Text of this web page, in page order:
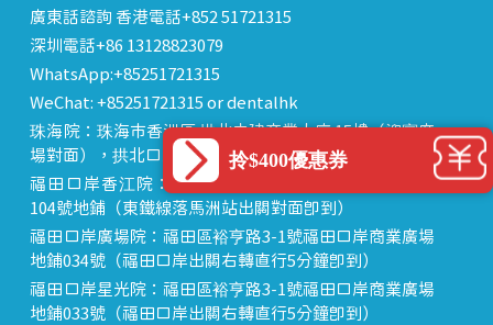
廣東話諮詢 香港電話+852 51721315
深圳電話+86 13128823079
WhatsApp:+85251721315
WeChat: +85251721315 or dentalhk
珠海院：珠海市香洲區 拱北中建商業大廈 15樓（迎賓廣
場對面），拱北口岸步行8分鐘直達
福田口岸香江院：福田區福田口岸正對面，海悅華城
104號地鋪（東鐵線落馬洲站出關對面即到）
福田口岸廣場院：福田區裕亨路3-1號福田口岸商業廣場
地鋪034號（福田口岸出關右轉直行5分鐘即到）
福田口岸星光院：福田區裕亨路3-1號福田口岸商業廣場
地鋪033號（福田口岸出關右轉直行5分鐘即到）
拎$400優惠券